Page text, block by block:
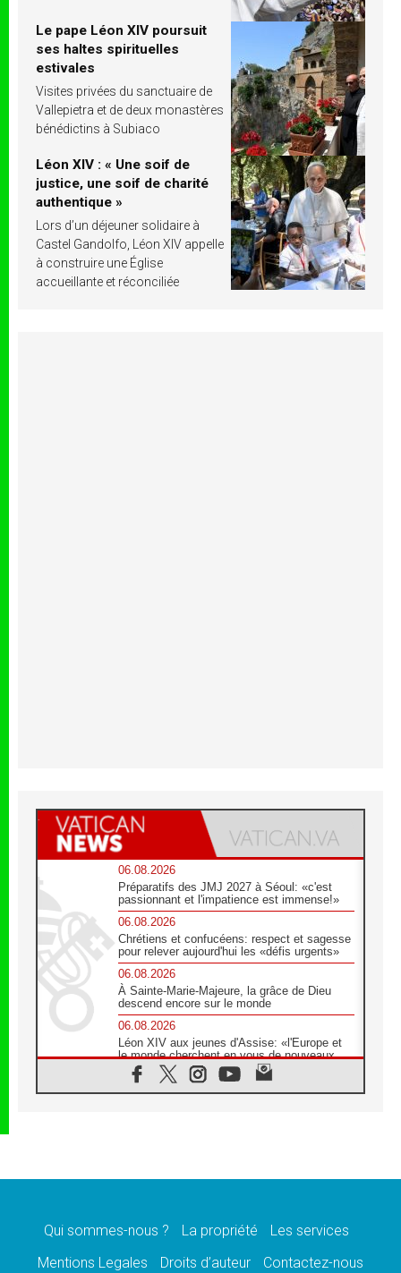
Le pape Léon XIV poursuit
ses haltes spirituelles
estivales
Visites privées du sanctuaire de
Vallepietra et de deux monastères
bénédictins à Subiaco
Léon XIV : « Une soif de
justice, une soif de charité
authentique »
Lors d’un déjeuner solidaire à
Castel Gandolfo, Léon XIV appelle
à construire une Église
accueillante et réconciliée
06.08.2026
Préparatifs des JMJ 2027 à Séoul: «c'est
passionnant et l'impatience est immense!»
06.08.2026
Chrétiens et confucéens: respect et sagesse
pour relever aujourd'hui les «défis urgents»
06.08.2026
À Sainte-Marie-Majeure, la grâce de Dieu
descend encore sur le monde
06.08.2026
Léon XIV aux jeunes d'Assise: «l'Europe et
le monde cherchent en vous de nouveaux
saints»
06.08.2026
«construire la civilisation de l'amour»
La visite du Pape en Argentine portera «un
Qui sommes-nous ? La propriété
Les services
Mentions Legales
Droits d’auteur Contactez-nous